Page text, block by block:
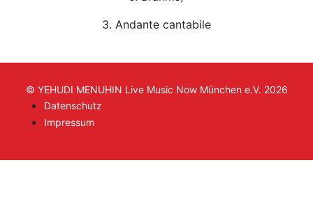
3. Andante cantabile
© YEHUDI MENUHIN Live Music Now München e.V. 2026
Datenschutz
Impressum